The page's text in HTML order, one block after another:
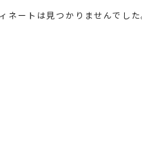
ネートは見つかりませんでし